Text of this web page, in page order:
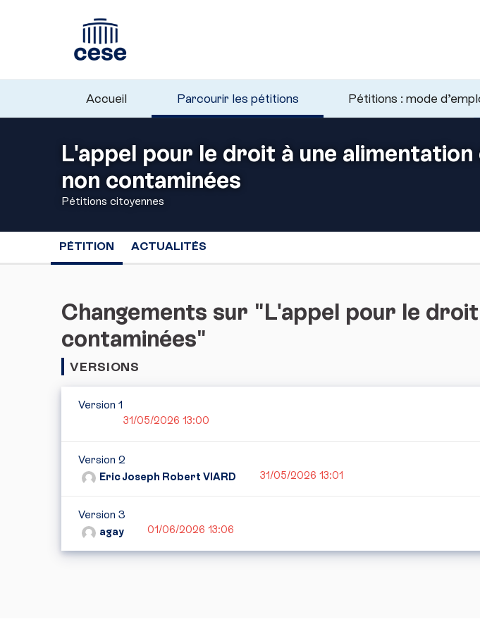
Accueil Parcourir les pétitions Pétitions : mode
L'appel pour le droit à une alimentation
non contaminées
Pétitions citoyennes
PÉTITION ACTUALITÉS
Changements sur "L'appel pour le
contaminées"
VERSIONS
Version 1
31/05/2026 13:00
Version 2
Eric Joseph Robert VIARD 31/05/2026 13:01
Version 3
agay 01/06/2026 13:06